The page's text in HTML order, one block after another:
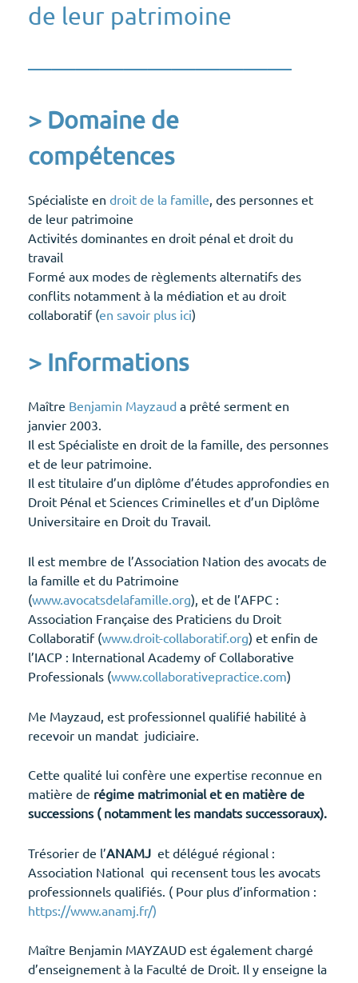
de leur patrimoine
———————————
> Domaine de
compétences
Spécialiste en droit de la famille , des personnes et
de leur patrimoine
Activités dominantes en droit pénal et droit du
travail
Formé aux modes de règlements alternatifs des
conflits notamment à la médiation et au droit
collaboratif (en savoir plus ici)
> Informations
Maître Benjamin Mayzaud a prêté serment en
janvier 2003.
Il est Spécialiste en droit de la famille, des personnes
et de leur patrimoine.
Il est titulaire d’un diplôme d’études approfondies en
Droit Pénal et Sciences Criminelles et d’un Diplôme
Universitaire en Droit du Travail.
Il est membre de l’Association Nation des avocats de
la famille et du Patrimoine
(www.avocatsdelafamille.org), et de l’AFPC :
Association Française des Praticiens du Droit
Collaboratif (www.droit-collaboratif.org) et enfin de
l’IACP : International Academy of Collaborative
Professionals (www.collaborativepractice.com)
Me Mayzaud, est professionnel qualifié habilité à
recevoir un mandat judiciaire.
Cette qualité lui confère une expertise reconnue en
matière de régime matrimonial et en matière de
successions ( notamment les mandats successoraux).
Trésorier de l’ANAMJ et délégué régional :
Association National qui recensent tous les avocats
professionnels qualifiés. ( Pour plus d’information :
https://www.anamj.fr/)
Maître Benjamin MAYZAUD est également chargé
d’enseignement à la Faculté de Droit. Il y enseigne la